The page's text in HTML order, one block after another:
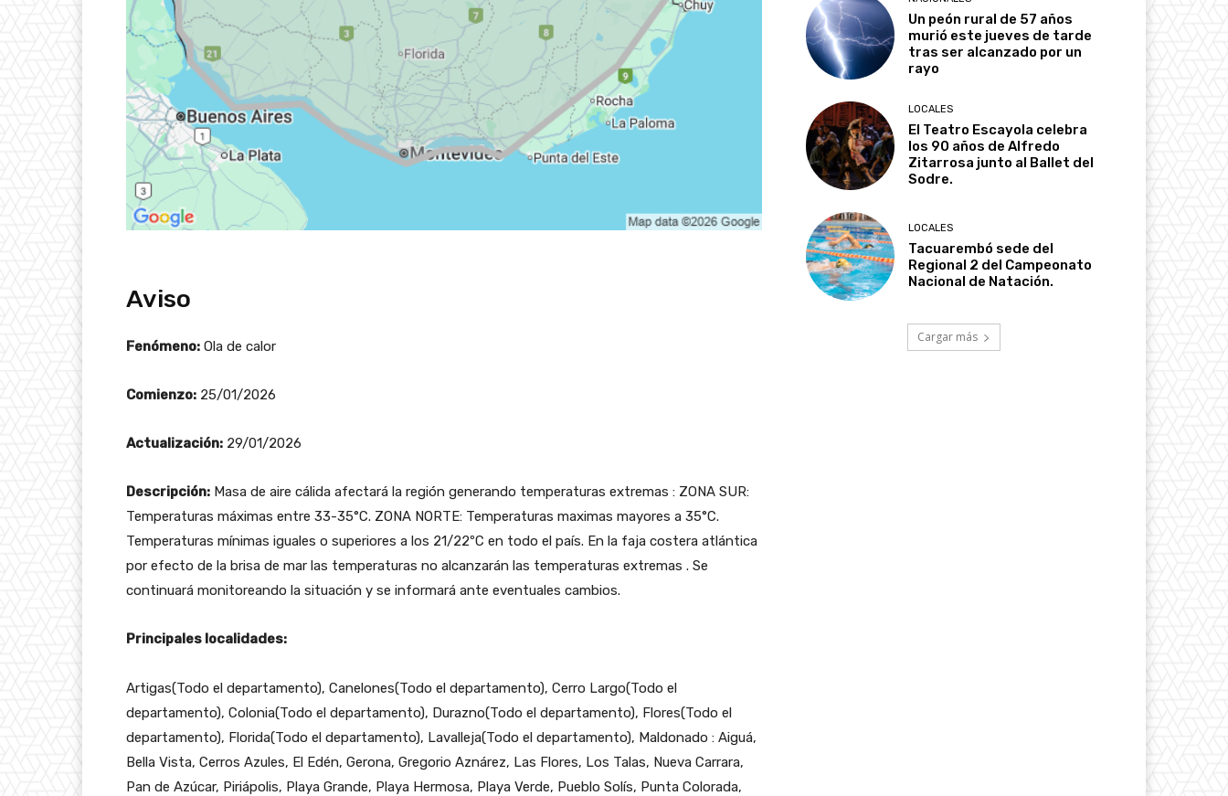
Aviso
Fenómeno: Ola de calor
Comienzo: 25/01/2026
Actualización: 29/01/2026
Descripción: Masa de aire cálida afectará la región generando temperaturas extremas : ZONA SUR:
Temperaturas máximas entre 33-35°C. ZONA NORTE: Temperaturas maximas mayores a 35°C.
Temperaturas mínimas iguales o superiores a los 21/22ºC en todo el país. En la faja costera atlántica
por efecto de la brisa de mar las temperaturas no alcanzarán las temperaturas extremas . Se
continuará monitoreando la situación y se informará ante eventuales cambios.
Principales localidades:
Artigas(Todo el departamento), Canelones(Todo el departamento), Cerro Largo(Todo el
departamento), Colonia(Todo el departamento), Durazno(Todo el departamento), Flores(Todo el
departamento), Florida(Todo el departamento), Lavalleja(Todo el departamento), Maldonado : Aiguá,
Bella Vista, Cerros Azules, El Edén, Gerona, Gregorio Aznárez, Las Flores, Los Talas, Nueva Carrara,
Pan de Azúcar, Piriápolis, Playa Grande, Playa Hermosa, Playa Verde, Pueblo Solís, Punta Colorada,
Un peón rural de 57 años
murió este jueves de tarde
tras ser alcanzado por un
rayo
LOCALES
El Teatro Escayola celebra
los 90 años de Alfredo
Zitarrosa junto al Ballet del
Sodre.
LOCALES
Tacuarembó sede del
Regional 2 del Campeonato
Nacional de Natación.
Cargar más